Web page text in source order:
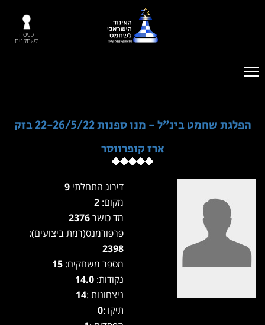
כניסה
לשחקנים
הפלגת שחמט בינ״ל - מנו ספנות 22-26/5/22 בזק
ארז קופרווסר
דירוג התחלתי
מקום:
מד כושר
פרפורמנס(רמת ביצועים):
2398
מספר משחקים:
נקודות: 14.0
ניצחונות :14
תיקו :0